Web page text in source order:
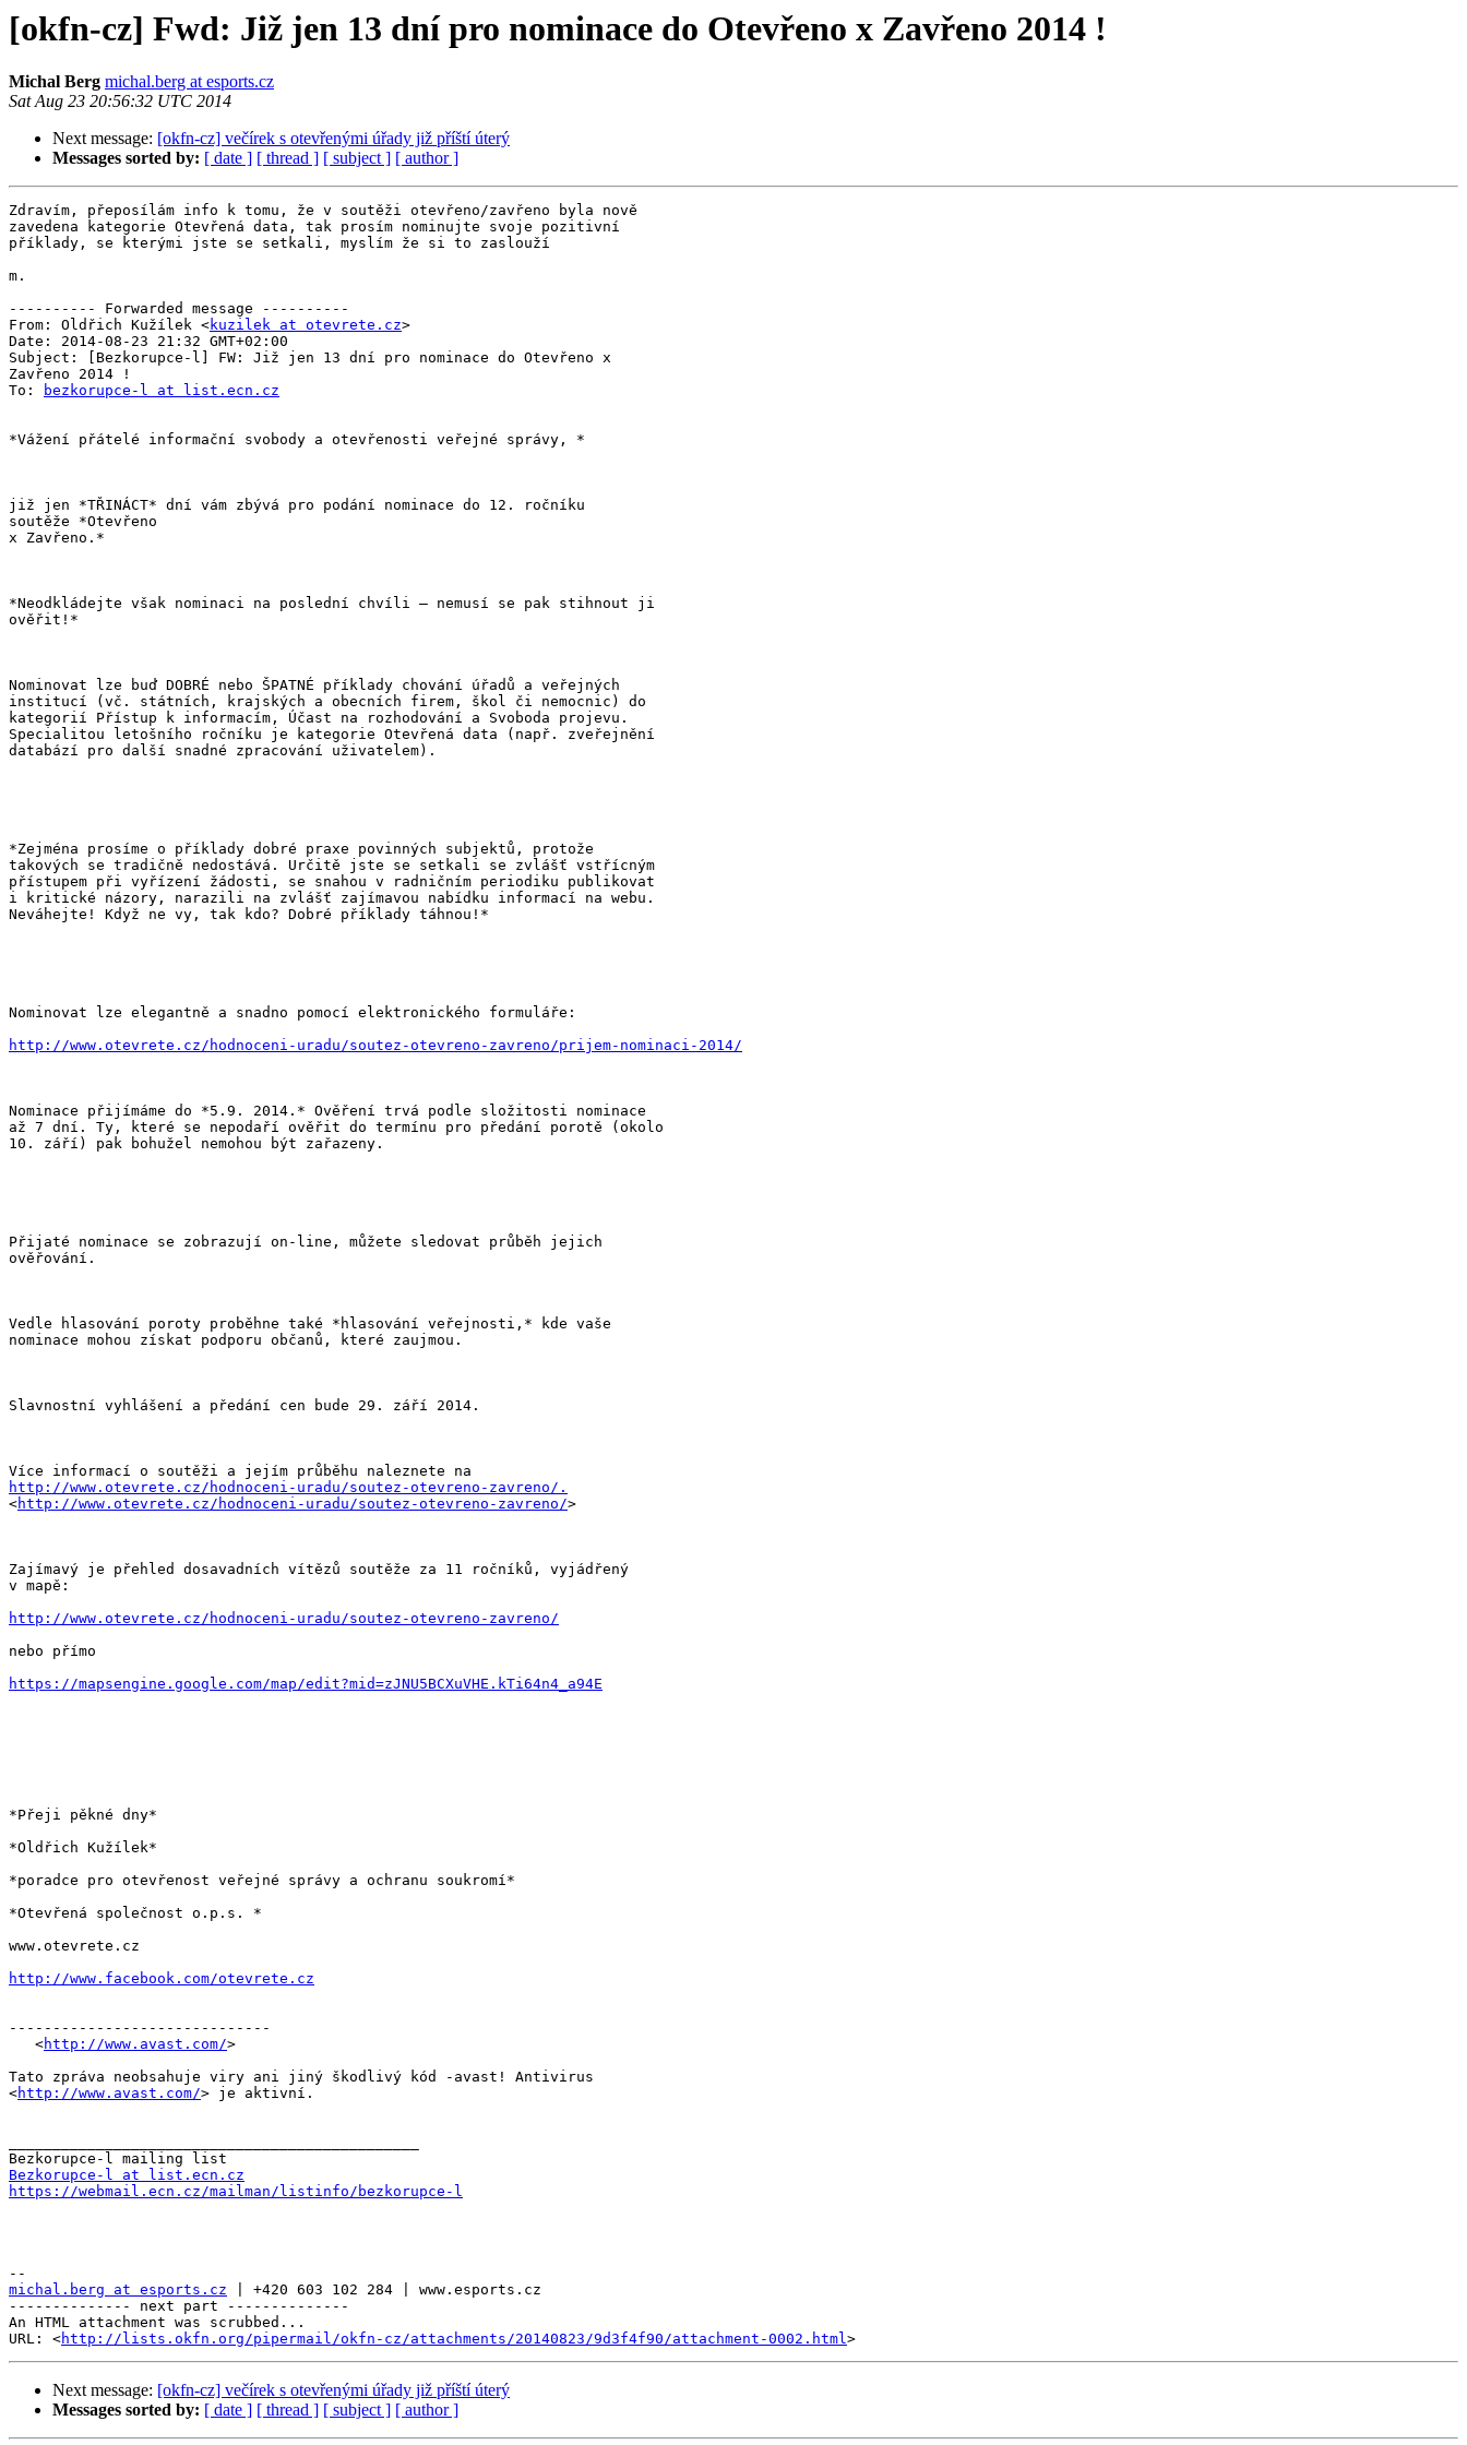
[okfn-cz] Fwd: Již jen 13 dní pro nominace do Otevřeno x Zavřeno 2014 !
Michal Berg michal.berg at esports.cz
Sat Aug 23 20:56:32 UTC 2014
Next message: [okfn-cz] večírek s otevřenými úřady již příští úterý
Messages sorted by: [ date ] [ thread ] [ subject ] [ author ]
Zdravím, přeposílám info k tomu, že v soutěži otevřeno/zavřeno byla nově
zavedena kategorie Otevřená data, tak prosím nominujte svoje pozitivní
příklady, se kterými jste se setkali, myslím že si to zaslouží
m.
---------- Forwarded message ----------
From: Oldřich Kužílek <kuzilek at otevrete.cz>
Date: 2014-08-23 21:32 GMT+02:00
Subject: [Bezkorupce-l] FW: Již jen 13 dní pro nominace do Otevřeno x
Zavřeno 2014 !
To:
bezkorupce-l at list.ecn.cz
*Vážení přátelé informační svobody a otevřenosti veřejné správy, *
již jen *TŘINÁCT* dní vám zbývá pro podání nominace do 12. ročníku
soutěže *Otevřeno
x Zavřeno.*
*Neodkládejte však nominaci na poslední chvíli – nemusí se pak stihnout ji
ověřit!*
Nominovat lze buď DOBRÉ nebo ŠPATNÉ příklady chování úřadů a veřejných
institucí (vč. státních, krajských a obecních firem, škol či nemocnic) do
kategorií Přístup k informacím, Účast na rozhodování a Svoboda projevu.
Specialitou letošního ročníku je kategorie Otevřená data (např. zveřejnění
databází pro další snadné zpracování uživatelem).
*Zejména prosíme o příklady dobré praxe povinných subjektů, protože
takových se tradičně nedostává. Určitě jste se setkali se zvlášť vstřícným
přístupem při vyřízení žádosti, se snahou v radničním periodiku publikovat
i kritické názory, narazili na zvlášť zajímavou nabídku informací na webu.
Neváhejte! Když ne vy, tak kdo? Dobré příklady táhnou!*
Nominovat lze elegantně a snadno pomocí elektronického formuláře:
http://www.otevrete.cz/hodnoceni-uradu/soutez-otevreno-zavreno/prijem-nominaci-2014/
Nominace přijímáme do *5.9. 2014.* Ověření trvá podle složitosti nominace
až 7 dní. Ty, které se nepodaří ověřit do termínu pro předání porotě (okolo
10. září) pak bohužel nemohou být zařazeny.
Přijaté nominace se zobrazují on-line, můžete sledovat průběh jejich
ověřování.
Vedle hlasování poroty proběhne také *hlasování veřejnosti,* kde vaše
nominace mohou získat podporu občanů, které zaujmou.
Slavnostní vyhlášení a předání cen bude 29. září 2014.
http://www.otevrete.cz/hodnoceni-uradu/soutez-otevreno-zavreno/.
<http://www.otevrete.cz/hodnoceni-uradu/soutez-otevreno-zavreno/>
Zajímavý je přehled dosavadních vítězů soutěže za 11 ročníků, vyjádřený
v mapě:
http://www.otevrete.cz/hodnoceni-uradu/soutez-otevreno-zavreno/
nebo přímo
https://mapsengine.google.com/map/edit?mid=zJNU5BCXuVHE.kTi64n4_a94E
*Přeji pěkné dny*
*Oldřich Kužílek*
*poradce pro otevřenost veřejné správy a ochranu soukromí*
*Otevřená společnost o.p.s. *
www.otevrete.cz
http://www.facebook.com/otevrete.cz
------------------------------
   <
http://www.avast.com/>
Tato zpráva neobsahuje viry ani jiný škodlivý kód -avast! Antivirus
<http://www.avast.com/> je aktivní.
Bezkorupce-l at list.ecn.cz
https://webmail.ecn.cz/mailman/listinfo/bezkorupce-l
michal.berg at esports.cz | +420 603 102 284 | www.esports.cz
-------------- next part --------------
An HTML attachment was scrubbed...
URL: <http://lists.okfn.org/pipermail/okfn-cz/attachments/20140823/9d3f4f90/attachment-0002.html
Next message: [okfn-cz] večírek s otevřenými úřady již příští úterý
Messages sorted by: [ date ] [ thread ] [ subject ] [ author ]